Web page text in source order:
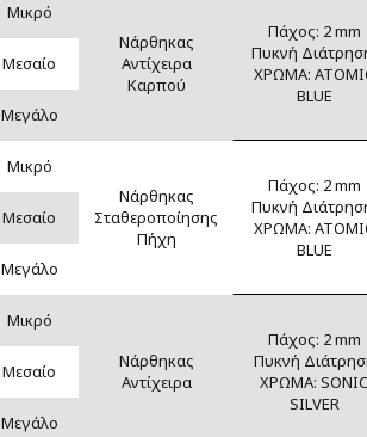
Μικρό
Νάρθηκας
Αντίχειρα
Καρπού
Πάχος: 2 mm
Πυκνή
ΧΡΩΜΑ:
BLUE
Μεσαίο
Μεγάλο
Μικρό
Νάρθηκας
Σταθεροποίησης
Πήχη
Πάχος: 2 mm
Πυκνή
ΧΡΩΜΑ:
BLUE
Μεσαίο
Μεγάλο
Μικρό
Νάρθηκας
Αντίχειρα
Πάχος: 2 mm
Πυκνή
ΧΡΩΜΑ: SONIC
SILVER
Μεσαίο
Μεγάλο